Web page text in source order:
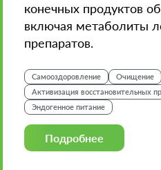
конечных продуктов
включая метаболиты
препаратов.
Самооздоровление
Очищение
Активизация восстановительных
Эндогенное питание
Подробнее